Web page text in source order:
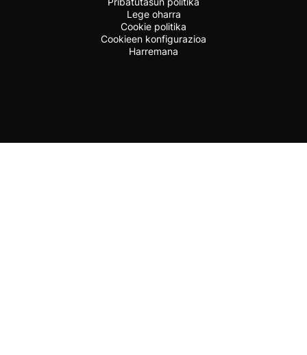
Lege oharra
Cookie politika
Cookieen konfigurazioa
Harremana